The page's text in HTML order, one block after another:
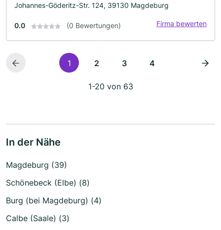
Johannes-Göderitz-Str. 124, 39130 Magdeburg
0.0 (0 Bewertungen) Firma bewerten
1 2 3 4
1-20 von 63
In der Nähe
Magdeburg (39)
Schönebeck (Elbe) (8)
Burg (bei Magdeburg) (4)
Calbe (Saale) (3)